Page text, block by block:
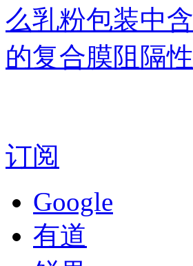
么乳粉包装中
的复合膜阻隔
订阅
Google
有道